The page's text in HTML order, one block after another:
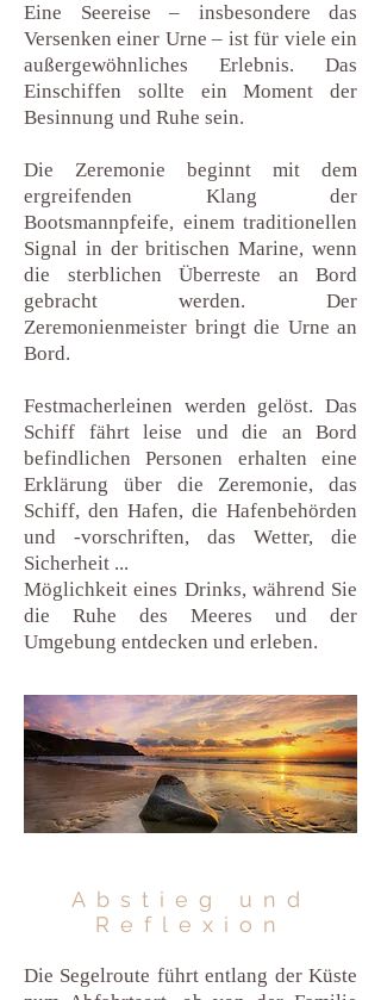
Eine Seereise – insbesondere das
Versenken einer Urne – ist für viele ein
außergewöhnliches Erlebnis. Das
Einschiffen sollte ein Moment der
Besinnung und Ruhe sein.
Die Zeremonie beginnt mit dem
ergreifenden Klang der
Bootsmannpfeife, einem traditionellen
Signal in der britischen Marine, wenn
die sterblichen Überreste an Bord
gebracht werden. Der
Zeremonienmeister bringt die Urne an
Bord.
Festmacherleinen werden gelöst. Das
Schiff fährt leise und die an Bord
befindlichen Personen erhalten eine
Erklärung über die Zeremonie, das
Schiff, den Hafen, die Hafenbehörden
und -vorschriften, das Wetter, die
Sicherheit ...
Möglichkeit eines Drinks, während Sie
die Ruhe des Meeres und der
Umgebung entdecken und erleben.
Abstieg und
Reflexion
Die Segelroute führt entlang der Küste